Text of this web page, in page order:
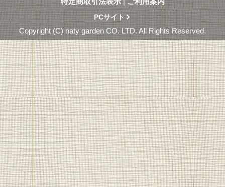
PCサイト
Copyright (C) naty garden CO. LTD. All Rights Reserved.